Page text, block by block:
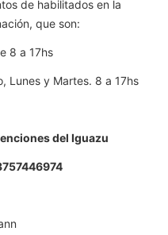
de habilitados en la
que son:
8 a 17hs
Lunes y Martes. 8 a 17hs
del Iguazu